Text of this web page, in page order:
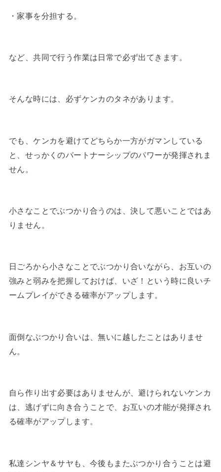
・家事を分担する。
など、共同で行う作業は日常で必ず出てきます。
そんな時には、必ずケンカのタネがあります。
でも、ケンカを避けてどちらか一方がガマンしている
と、せっかくのパートナーシップのパワーが発揮されま
せん。
小さなことでぶつかり合うのは、決して悪いことではあ
りません。
日ごろから小さなことでぶつかり合いながら、お互いの
強みと弱みを把握しておけば、いざ！という時に良いチ
ームプレイができる確率がアップします。
面倒なぶつかり合いは、無いに越したことはありませ
ん。
自ら作り出す必要はありませんが、避けられないケンカ
は、逃げずに向き合うことで、お互いの才能が発揮され
る確率がアップします。
私達シンヤ＆サヤも、今後もまたぶつかり合うことは避